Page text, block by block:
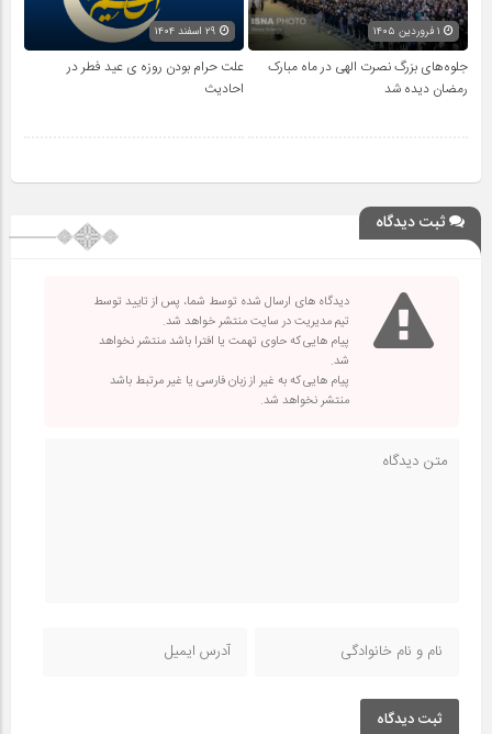
جلوه‌های بزرگ نصرت الهی در ماه مبارک
رمضان دیده شد
علت حرام بودن روزه ی عید فطر در
احادیث
ثبت دیدگاه
دیدگاه های ارسال شده توسط شما، پس از تایید توسط
تیم مدیریت در سایت منتشر خواهد شد.
پیام هایی که حاوی تهمت یا افترا باشد منتشر نخواهد
شد.
پیام هایی که به غیر از زبان فارسی یا غیر مرتبط باشد
منتشر نخواهد شد.
ثبت دیدگاه